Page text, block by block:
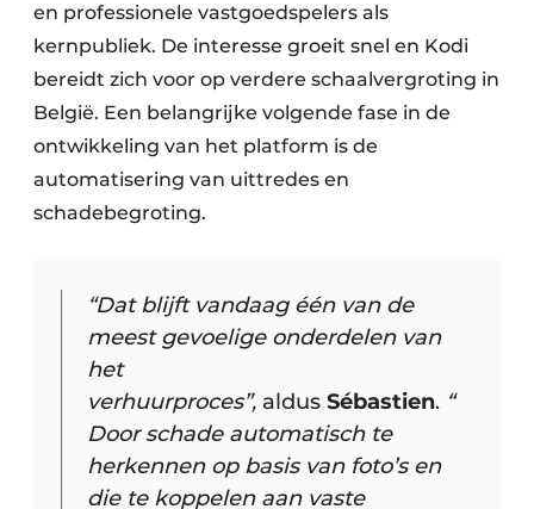
en professionele vastgoedspelers als
kernpubliek. De interesse groeit snel en Kodi
bereidt zich voor op verdere schaalvergroting in
België. Een belangrijke volgende fase in de
ontwikkeling van het platform is de
automatisering van uittredes en
schadebegroting.
“Dat blijft vandaag één van de
meest gevoelige onderdelen van
het
verhuurproces”, aldus Sébastien. “
Door schade automatisch te
herkennen op basis van foto’s en
die te koppelen aan vaste